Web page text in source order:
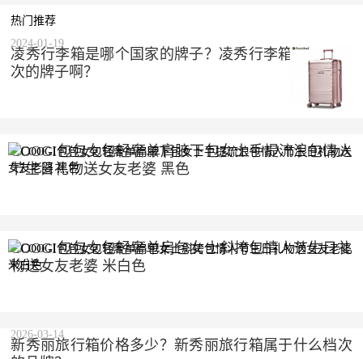
热门推荐
凌秀行李箱是哪个国家的牌子？凌秀行李箱是什么档
次的牌子啊？
2024-01-19
COOGI包包女包轻奢单肩腋下包女士手提流浪包情人
节生日礼物送女友老婆 黑色
COOGI包包女包轻奢单肩包女士斜挎包情人节生日礼
物送女友老婆 米白色
新秀丽旅行箱价格多少？新秀丽旅行箱属于什么档次
2026-03-14